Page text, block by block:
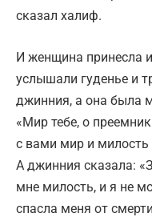
сказал халиф.
И женщина принесла
услышали гуденье и
джинния, а она была
«Мир тебе, о
с вами мир и милость
А джинния сказала:
мне милость, и я не
спасла меня от